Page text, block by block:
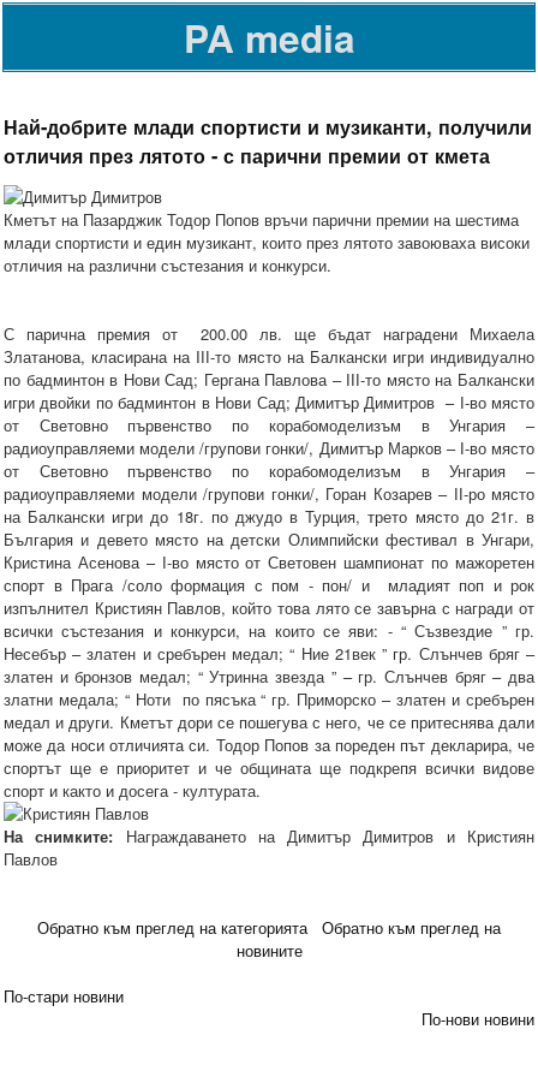
PA media
Най-добрите млади спортисти и музиканти, получили
отличия през лятото - с парични премии от кмета
Кметът на Пазарджик Тодор Попов връчи парични премии на шестима
млади спортисти и един музикант, които през лятото завоюваха високи
отличия на различни състезания и конкурси.
С парична премия от 200.00 лв. ще бъдат наградени Михаела
Златанова, класирана на IІІ-то място на Балкански игри индивидуално
по бадминтон в Нови Сад; Гергана Павлова – ІІІ-то място на Балкански
игри двойки по бадминтон в Нови Сад; Димитър Димитров – І-во място
от Световно първенство по корабомоделизъм в Унгария –
радиоуправляеми модели /групови гонки/, Димитър Марков – І-во място
от Световно първенство по корабомоделизъм в Унгария –
радиоуправляеми модели /групови гонки/, Горан Козарев – ІІ-ро място
на Балкански игри до 18г. по джудо в Турция, трето място до 21г. в
България и девето място на детски Олимпийски фестивал в Унгари,
Кристина Асенова – І-во място от Световен шампионат по мажоретен
спорт в Прага /соло формация с пом - пон/ и младият поп и рок
изпълнител Кристиян Павлов, който това лято се завърна с награди от
всички състезания и конкурси, на които се яви: - “ Съзвездие ” гр.
Несебър – златен и сребърен медал; “ Ние 21век ” гр. Слънчев бряг –
златен и бронзов медал; “ Утринна звезда ” – гр. Слънчев бряг – два
златни медала; “ Ноти по пясъка “ гр. Приморско – златен и сребърен
медал и други. Кметът дори се пошегува с него, че се притеснява дали
може да носи отличията си. Тодор Попов за пореден път декларира, че
спортът ще е приоритет и че общината ще подкрепя всички видове
спорт и както и досега - културата.
На снимките: Награждаването на Димитър Димитров и Кристиян
Павлов
Обратно към преглед на категорията
Обратно към преглед на
новините
По-стари новини
По-нови новини